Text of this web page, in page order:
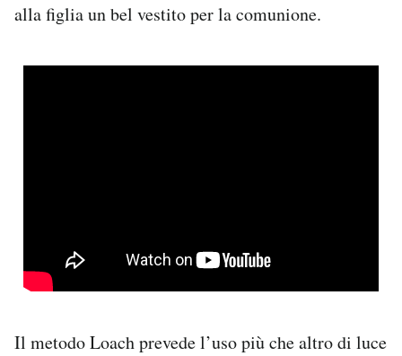
alla figlia un bel vestito per la comunione.
Il metodo Loach prevede l’uso più che altro di luce